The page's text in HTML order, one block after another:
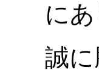
に
誠